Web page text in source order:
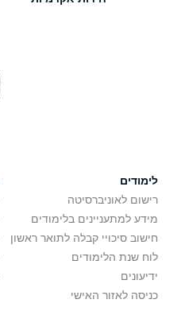
לימודים
רישום לאוניברסיטה
מידע למתעניינים בלימודים
חישוב סיכויי קבלה לתואר ראשון
לוח שנת הלימודים
ידיעונים
כניסה לאזור האישי